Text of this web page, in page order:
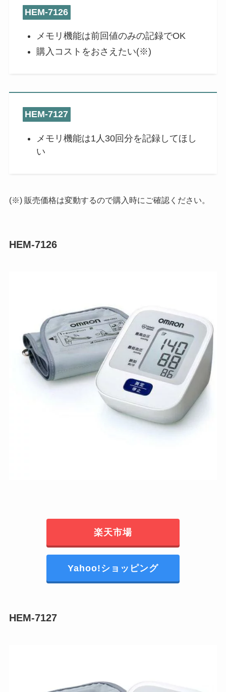
HEM-7126
メモリ機能は前回値のみの記録でOK
購入コストをおさえたい(※)
HEM-7127
メモリ機能は1人30回分を記録してほし
い
(※) 販売価格は変動するので購入時にご確認ください。
HEM-7126
楽天市場
Yahoo!ショッピング
HEM-7127